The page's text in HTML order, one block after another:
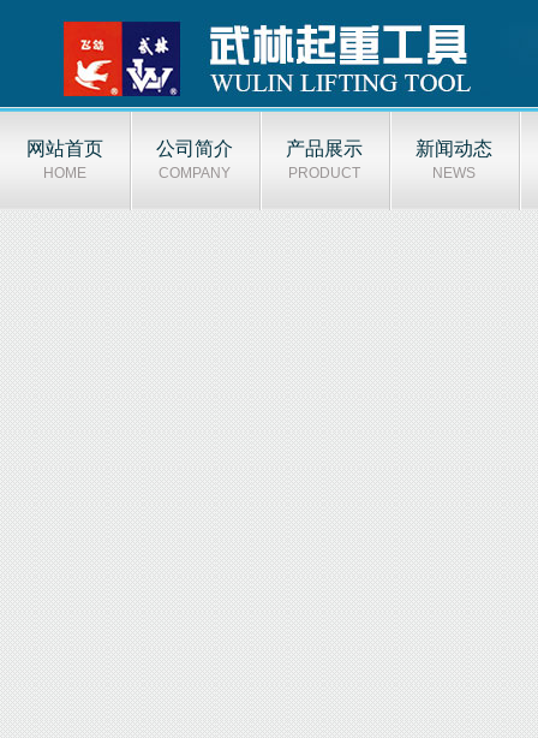
网站首页
HOME
公司简介
COMPANY
产品展示
PRODUCT
新闻动态
NEWS